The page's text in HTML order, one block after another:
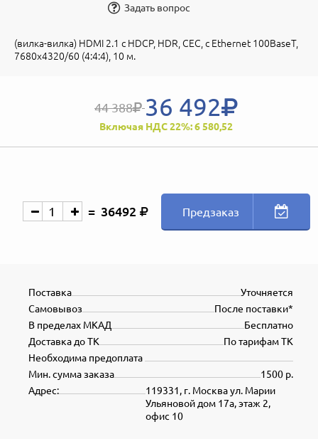
Задать вопрос
(вилка-вилка) HDMI 2.1 с HDCP, HDR, CEC, с Ethernet 100BaseT,
7680x4320/60 (4:4:4), 10 м.
44 388 36 492
Включая НДС 22%: 6 580,52
36492 Предзаказ
Уточняется
Поставка
После поставки*
Самовывоз
Бесплатно
В пределах МКАД
По тарифам ТК
Доставка до ТК
Необходима предоплата
1500 р.
Мин. сумма заказа
119331, г. Москва ул. Марии
Ульяновой дом 17а, этаж 2,
офис 10
Адрес: